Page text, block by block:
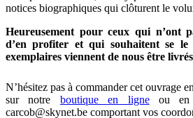
notices biographiques qui clôturent le
Heureusement pour ceux qui n’ont
d’en profiter et qui souhaitent se le
exemplaires viennent de nous être
N’hésitez pas à commander cet ouvrage
sur notre boutique en ligneou en
carcob@skynet.be comportant vos